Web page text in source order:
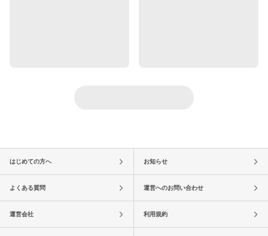
はじめての方へ お知らせ
よくある質問 運営へのお問い合わせ
運営会社 利用規約